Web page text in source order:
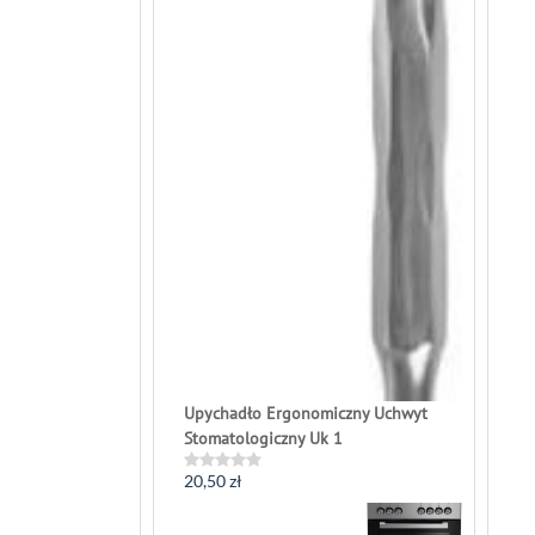
Upychadło Ergonomiczny Uchwyt
Stomatologiczny Uk 1
Rated
20,50zł